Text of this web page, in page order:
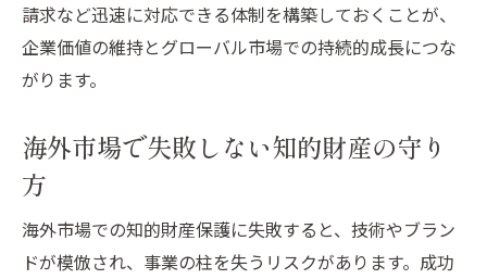
請求など迅速に対応できる体制を構築しておくことが、
企業価値の維持とグローバル市場での持続的成長につな
がります。
海外市場で失敗しない知的財産の守り
方
海外市場での知的財産保護に失敗すると、技術やブラン
ドが模倣され、事業の柱を失うリスクがあります。成功